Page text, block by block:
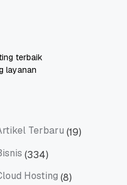
terbaik
layanan
Terbaru (19)
(334)
Hosting (8)